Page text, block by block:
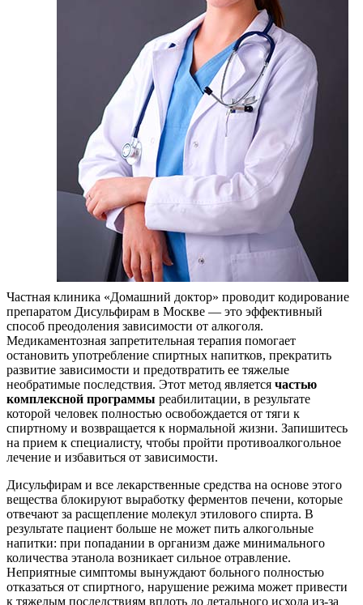
Частная клиника «Домашний доктор» проводит кодирование
препаратом Дисульфирам в Москве — это эффективный
способ преодоления зависимости от алкоголя.
Медикаментозная запретительная терапия помогает
остановить употребление спиртных напитков, прекратить
развитие зависимости и предотвратить ее тяжелые
необратимые последствия. Этот метод является частью
комплексной программы реабилитации, в результате
которой человек полностью освобождается от тяги к
спиртному и возвращается к нормальной жизни. Запишитесь
на прием к специалисту, чтобы пройти противоалкогольное
лечение и избавиться от зависимости.
Дисульфирам и все лекарственные средства на основе этого
вещества блокируют выработку ферментов печени, которые
отвечают за расщепление молекул этилового спирта. В
результате пациент больше не может пить алкогольные
напитки: при попадании в организм даже минимального
количества этанола возникает сильное отравление.
Неприятные симптомы вынуждают больного полностью
отказаться от спиртного, нарушение режима может привести
к тяжелым последствиям вплоть до летального исхода из-за